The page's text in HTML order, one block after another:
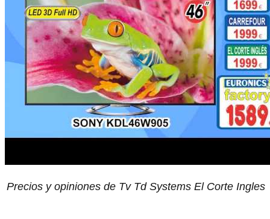
Precios y opiniones de Tv Td Systems El Corte Ingles